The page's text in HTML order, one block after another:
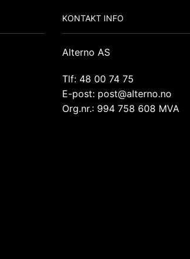
KONTAKT INFO
Alterno AS
Tlf: 48 00 74 75
E-post: post@alterno.no
Org.nr.: 994 758 608 MVA